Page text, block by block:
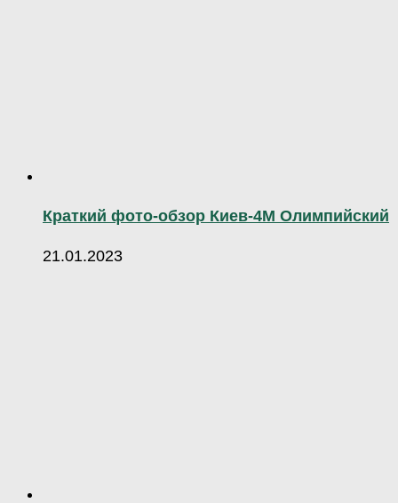
Краткий фото-обзор Киев-4М Олимпийский
21.01.2023